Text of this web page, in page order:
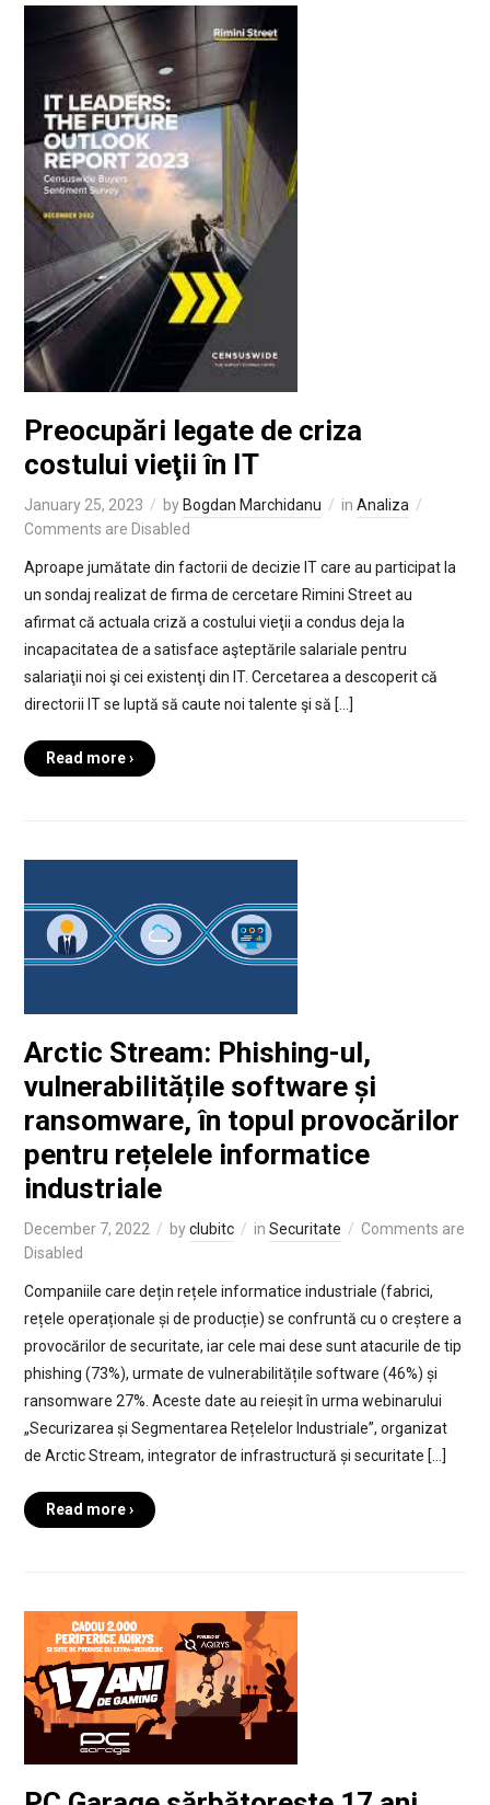
Preocupări legate de criza
costului vieţii în IT
January 25, 2023 by Bogdan Marchidanu in Analiza
Comments are Disabled
Aproape jumătate din factorii de decizie IT care au participat la
un sondaj realizat de firma de cercetare Rimini Street au
afirmat că actuala criză a costului vieţii a condus deja la
incapacitatea de a satisface aşteptările salariale pentru
salariaţii noi şi cei existenţi din IT. Cercetarea a descoperit că
directorii IT se luptă să caute noi talente şi să […]
Read more ›
Arctic Stream: Phishing-ul,
vulnerabilitățile software și
ransomware, în topul provocărilor
pentru rețelele informatice
industriale
December 7, 2022 byclubitc in Securitate
Comments are
Disabled
Companiile care dețin rețele informatice industriale (fabrici,
rețele operaționale și de producție) se confruntă cu o creștere a
provocărilor de securitate, iar cele mai dese sunt atacurile de tip
phishing (73%), urmate de vulnerabilitățile software (46%) și
ransomware 27%. Aceste date au reieșit în urma webinarului
„Securizarea și Segmentarea Rețelelor Industriale”, organizat
de Arctic Stream, integrator de infrastructură și securitate […]
Read more ›